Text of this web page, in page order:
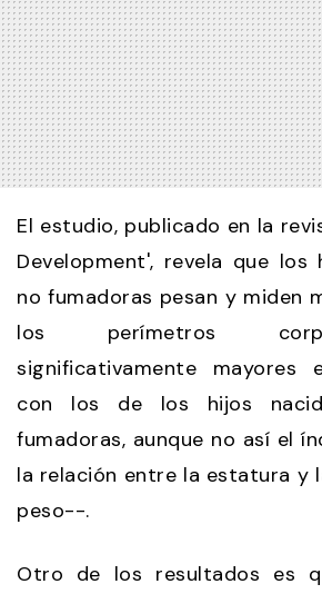
El estudio, publicado en la
Development', revela que los
no fumadoras pesan y miden
los perímetros
significativamente mayores
con los de los hijos
fumadoras, aunque no así el
la relación entre la estatura y
peso--.
Otro de los resultados es